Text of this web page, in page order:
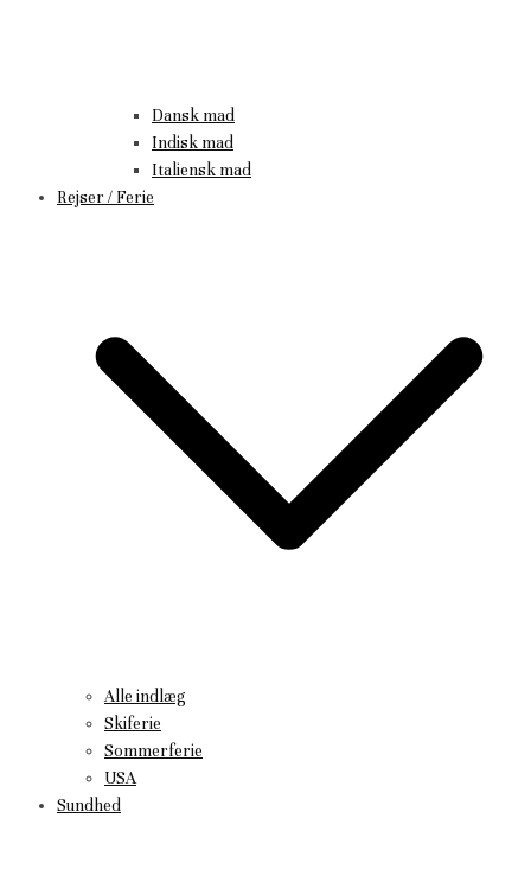
Dansk mad
Indisk mad
Italiensk mad
Rejser / Ferie
Alle indlæg
Skiferie
Sommerferie
USA
Sundhed